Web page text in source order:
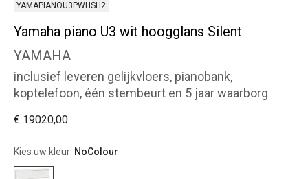
YAMAPIANOU3PWHSH2
Yamaha piano U3 wit hoogglans Silent
YAMAHA
inclusief leveren gelijkvloers, pianobank,
koptelefoon, één stembeurt en 5 jaar waarborg
€ 19020,00
Kies uw kleur: NoColour